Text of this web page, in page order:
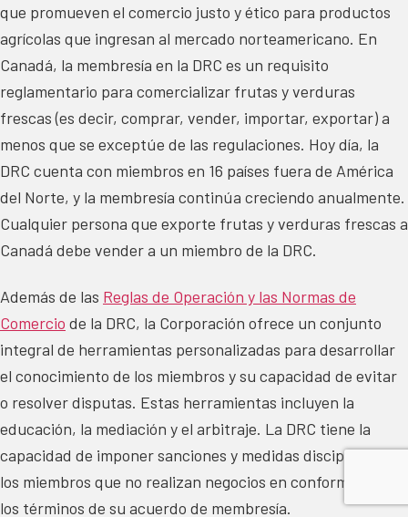
que promueven el comercio justo y ético para productos
agrícolas que ingresan al mercado norteamericano. En
Canadá, la membresía en la DRC es un requisito
reglamentario para comercializar frutas y verduras
frescas (es decir, comprar, vender, importar, exportar) a
menos que se exceptúe de las regulaciones. Hoy día, la
DRC cuenta con miembros en 16 países fuera de América
del Norte, y la membresía continúa creciendo anualmente.
Cualquier persona que exporte frutas y verduras frescas a
Canadá debe vender a un miembro de la DRC.
Además de las Reglas de Operación y las Normas de
Comercio de la DRC, la Corporación ofrece un conjunto
integral de herramientas personalizadas para desarrollar
el conocimiento de los miembros y su capacidad de evitar
o resolver disputas. Estas herramientas incluyen la
educación, la mediación y el arbitraje. La DRC tiene la
capacidad de imponer sanciones y medidas disciplinarias a
los miembros que no realizan negocios en conformidad con
los términos de su acuerdo de membresía.